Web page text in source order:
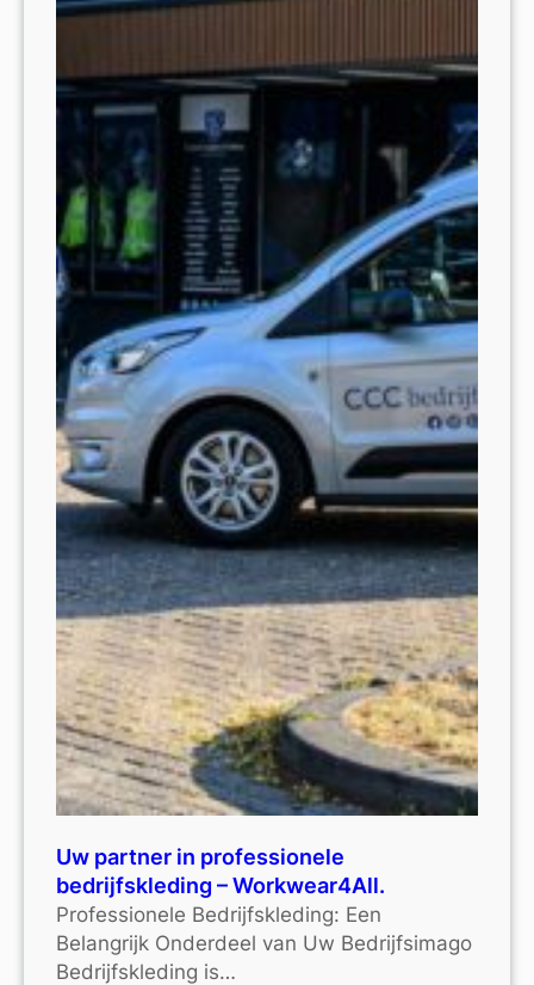
Uw partner in professionele
bedrijfskleding – Workwear4All.
Professionele Bedrijfskleding: Een
Belangrijk Onderdeel van Uw Bedrijfsimago
Bedrijfskleding is…